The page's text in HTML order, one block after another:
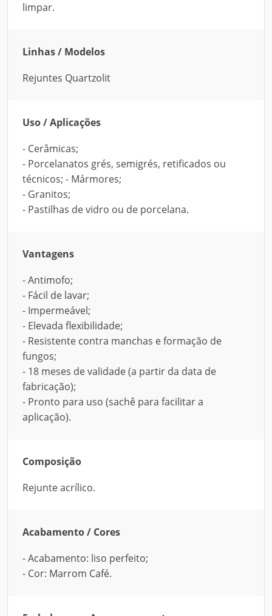
limpar.
Linhas / Modelos
Rejuntes Quartzolit
Uso / Aplicações
- Cerâmicas;
- Porcelanatos grés, semigrés, retificados ou
técnicos; - Mármores;
- Granitos;
- Pastilhas de vidro ou de porcelana.
Vantagens
- Antimofo;
- Fácil de lavar;
- Impermeável;
- Elevada flexibilidade;
- Resistente contra manchas e formação de
fungos;
- 18 meses de validade (a partir da data de
fabricação);
- Pronto para uso (sachê para facilitar a
aplicação).
Composição
Rejunte acrílico.
Acabamento / Cores
- Acabamento: liso perfeito;
- Cor: Marrom Café.